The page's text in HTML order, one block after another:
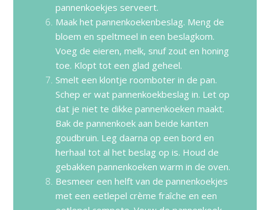
pannenkoekjes serveert.
Maak het pannenkoekenbeslag. Meng de
bloem en speltmeel in een beslagkom.
Voeg de eieren, melk, snuf zout en honing
toe. Klopt tot een glad geheel.
Smelt een klontje roomboter in de pan.
Schep er wat pannenkoekbeslag in. Let op
dat je niet te dikke pannenkoeken maakt.
Bak de pannenkoek aan beide kanten
goudbruin. Leg daarna op een bord en
herhaal tot al het beslag op is. Houd de
gebakken pannenkoeken warm in de oven.
Besmeer een helft van de pannenkoekjes
met een eetlepel crème fraîche en een